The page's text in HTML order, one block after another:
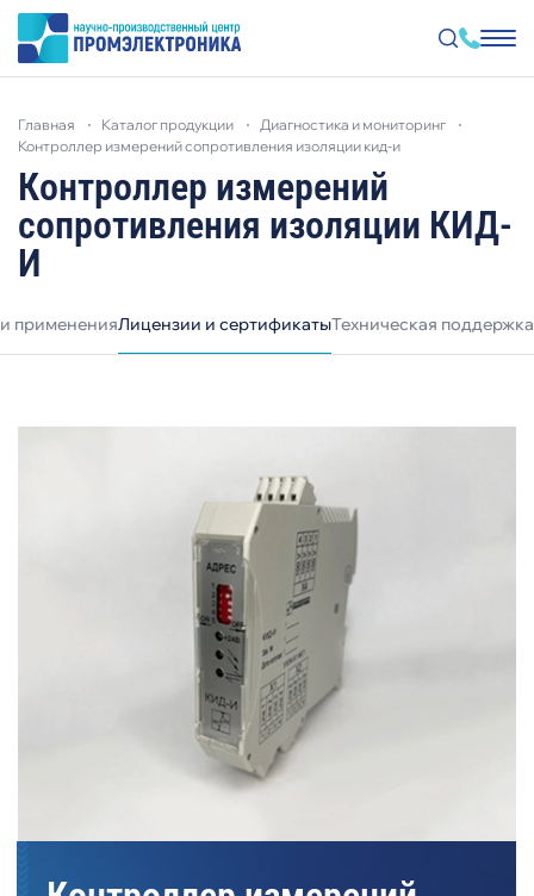
основному
содержанию
главная каталог продукции
диагностика и мониторинг
контроллер измерений сопротивления изоляции кид-и
Контроллер измерений
сопротивления изоляции КИД-
И
примененияЛицензии и сертификатыТехническая поддержка